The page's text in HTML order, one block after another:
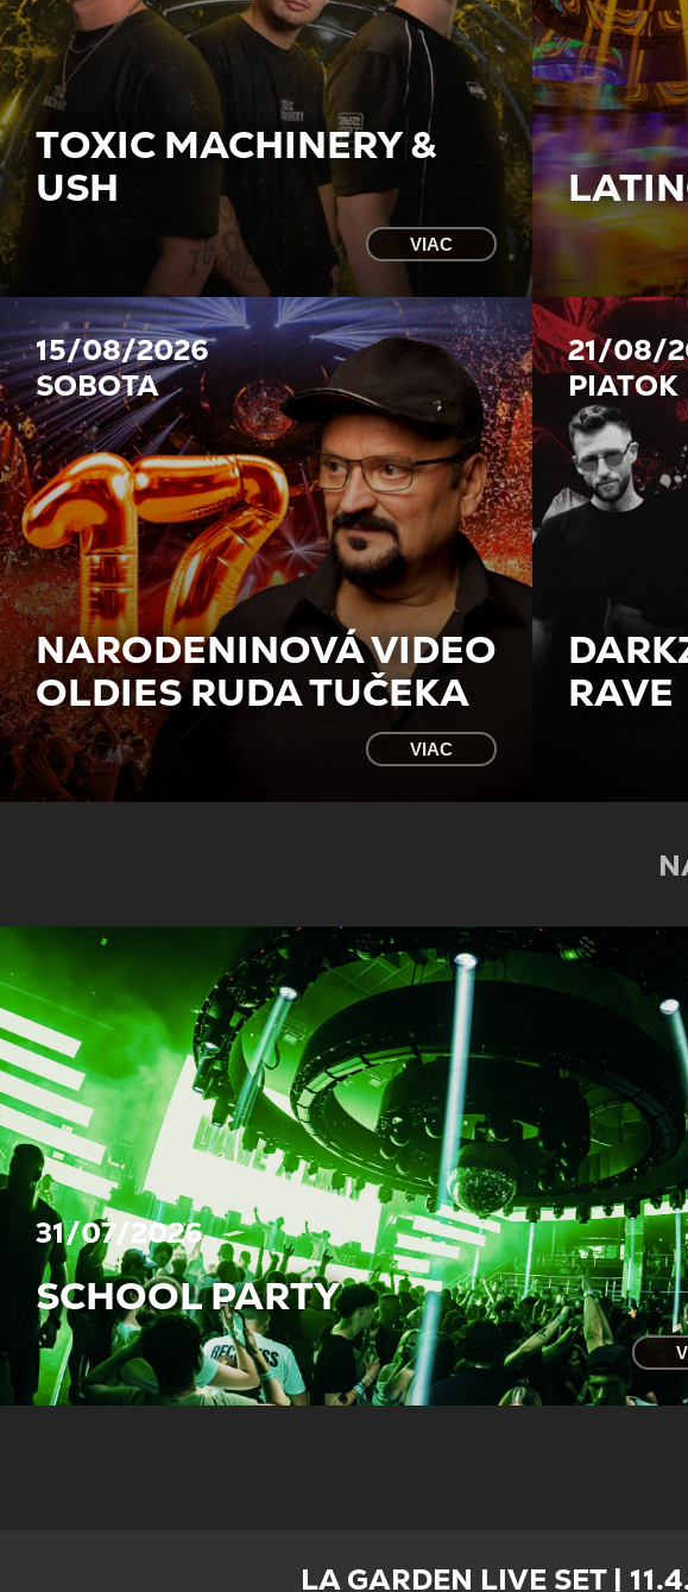
TOXIC MACHINERY &
USH
VIAC
15/08/2026
SOBOTA
NARODENINOVÁ VIDEO
OLDIES RUDA TUČEKA
VIAC
21/08/
PIATOK
RAVE
31/07/2026
SCHOOL PARTY
LA GARDEN LIVE SET |